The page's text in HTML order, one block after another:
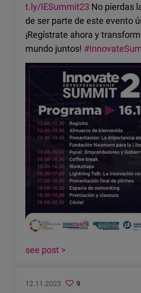
t.ly/IESummit23 No pierdas
de ser parte de este evento
¡Regístrate ahora y
mundo juntos!
see post >
12.11.2023 9